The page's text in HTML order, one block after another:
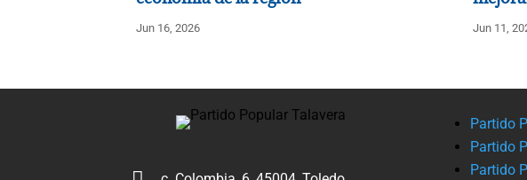
Jun 16, 2026 Jun 11,
Partido
Partido
Partido